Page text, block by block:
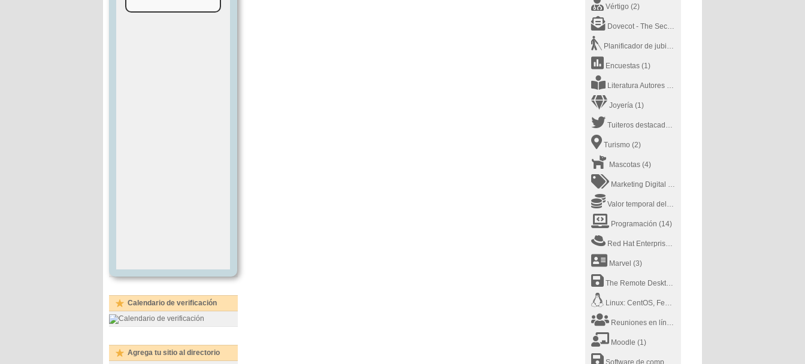
Vértigo (2)
Dovecot - The Secure IMAP server
Planificador de jubilación
Encuestas (1)
Literatura Autores
Joyería (1)
Tuiteros destacados
Turismo (2)
Mascotas (4)
Marketing Digital
Valor temporal del dinero
Programación (14)
Red Hat Enterprise Linux
Marvel (3)
The Remote Desktop Software
Linux: CentOS, Fedora, RedHat
Reuniones en línea
Moodle (1)
Software de computadora
Calendario de verificación
Agrega tu sitio al directorio